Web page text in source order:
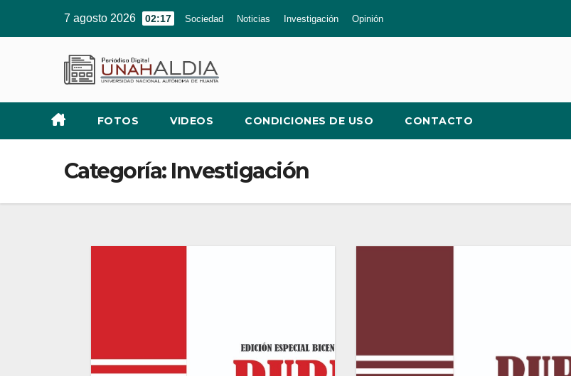
7 agosto 2026 02:17 Sociedad Noticias Investigación Opinión
FOTOS VIDEOS CONDICIONES DE USO CONTACTO
Categoría: Investigación